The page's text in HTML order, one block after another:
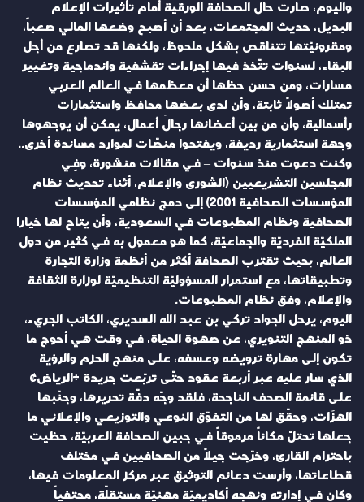
واليوم، صارت حال الصحافة الورقية أمام تأثيرات الإعلام
البديل، حديث المجتمعات، بعد أن أصبح وضعها المالي صعباً،
ومقروئيّتها تتناقص بشكل ملحوظ، ولكنها قد تصارع من أجل
البقاء، لسنوات تتّخذ فيها إجراءات تقشفية واندماجية وتغيير
مسارات، ومن حسن حظها أن معظمها في العالم العربي
تمتلك أصولاً ثابتة، وأن لدى بعضها محافظ واستثمارات
رأسمالية، وأن من بين أعضائها رجالَ أعمال، يمكن أن يوجهوها
وجهة استثمارية رديفة، ويفتحوا منصّات لموارد مساندة أخرى..
وكنت دعوت منذ سنوات – في مقالات منشورة، وفِي
المجلسين التشريعيين (الشورى والإعلام، أثناء تحديث نظام
المؤسسات الصحافية 2001) إلى دمج نظامي المؤسسات
الصحافية ونظام المطبوعات في السعودية، وأن يتاح لها خيارا
الملكيّة الفرديّة والجماعيّة، كما هو معمول به في كثير من دول
العالم، بحيث تقترب الصحافة أكثر من أنظمة وزارة التجارة
وتطبيقاتها، مع استمرار المسؤوليّة التنظيميّة لوزارة الثقافة
والإعلام، وفق نظام المطبوعات.
اليوم، يرحل الجواد تركي بن عبد الله السديري، الكاتب الجريء،
ذو المنهج التنويري، عن صهوة الحياة، في وقت هي أحوج ما
تكون إلى مهارة ترويضه وعسفه، على منهج الحزم والرؤية
الذي سار عليه عبر أربعة عقود حتّى تربّعت جريدة «الرياض»
على قائمة الصحف الناجحة، فلقد وجّه دفّة تحريرها، وجنّبها
الهزَات، وحقّق لها من التفوّق النوعي والتوزيعي والإعلاني ما
جعلها تحتلّ مكاناً مرموقاً في جبين الصحافة العربيّة، حظيت
باحترام القارئ، وخرّجت جيلاً من الصحافيين في مختلف
قطاعاتها، وأرست دعائم التوثيق عبر مركز المعلومات فيها،
وكان في إدارته ونهجه أكاديميّة مهنيّة مستقلّة، محتفياً